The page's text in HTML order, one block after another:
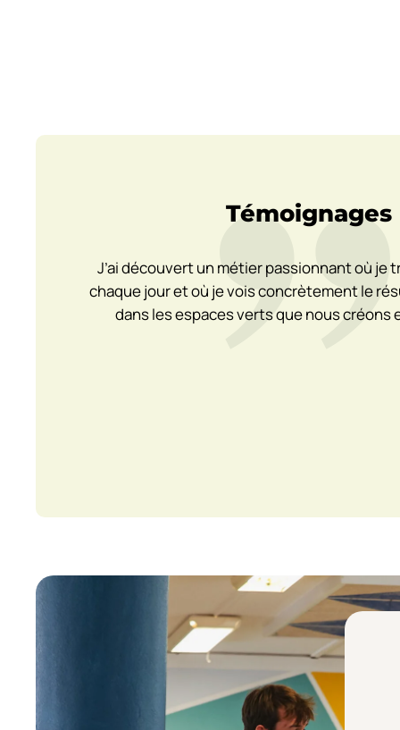
Témoignages
J’ai découvert un métier passionnant où je
chaque jour et où je vois concrètement le
dans les espaces verts que nous